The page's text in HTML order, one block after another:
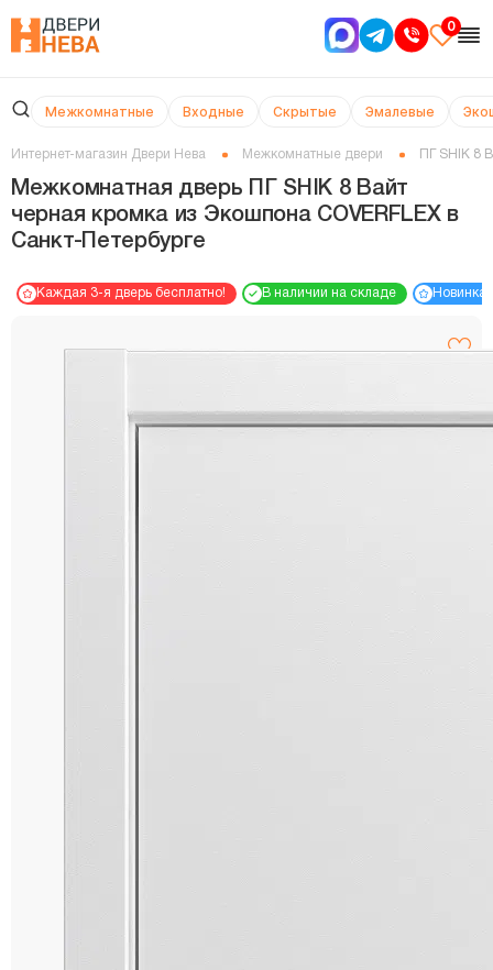
0
Межкомнатные Входные Скрытые Эмалевые
Интернет-магазин Двери Нева Межкомнатные двери ПГ SHIK 8
Межкомнатная дверь ПГ SHIK 8 Вайт
черная кромка из Экошпона COVERFLEX в
Cанкт-Петербурге
Каждая 3-я дверь бесплатно! В наличии на складе Новинка